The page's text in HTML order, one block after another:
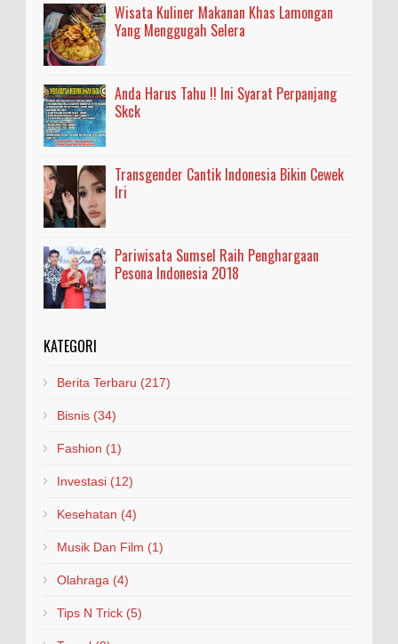
Wisata Kuliner Makanan Khas Lamongan
Yang Menggugah Selera
Anda Harus Tahu !! Ini Syarat Perpanjang
Skck
Transgender Cantik Indonesia Bikin Cewek
Iri
Pariwisata Sumsel Raih Penghargaan
Pesona Indonesia 2018
KATEGORI
Berita Terbaru (217)
Bisnis (34)
Fashion (1)
Investasi (12)
Kesehatan (4)
Musik Dan Film (1)
Olahraga (4)
Tips N Trick (5)